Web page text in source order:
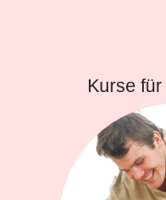
Kurse